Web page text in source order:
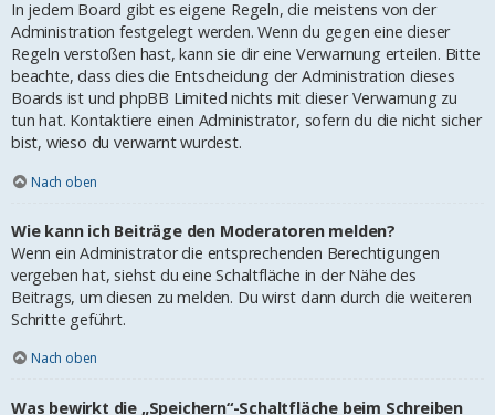
In jedem Board gibt es eigene Regeln, die meistens von der
Administration festgelegt werden. Wenn du gegen eine dieser
Regeln verstoßen hast, kann sie dir eine Verwarnung erteilen. Bitte
beachte, dass dies die Entscheidung der Administration dieses
Boards ist und phpBB Limited nichts mit dieser Verwarnung zu
tun hat. Kontaktiere einen Administrator, sofern du die nicht sicher
bist, wieso du verwarnt wurdest.
Nach oben
Wie kann ich Beiträge den Moderatoren melden?
Wenn ein Administrator die entsprechenden Berechtigungen
vergeben hat, siehst du eine Schaltfläche in der Nähe des
Beitrags, um diesen zu melden. Du wirst dann durch die weiteren
Schritte geführt.
Nach oben
Was bewirkt die „Speichern“-Schaltfläche beim Schreiben